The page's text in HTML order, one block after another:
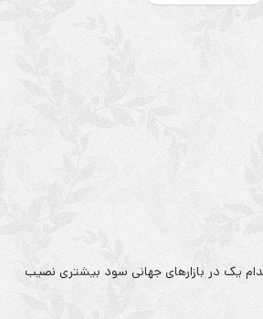
یک در بازارهای جهانی سود بیشتری نصیب